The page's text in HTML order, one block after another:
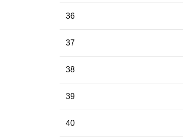
36
37
38
39
40